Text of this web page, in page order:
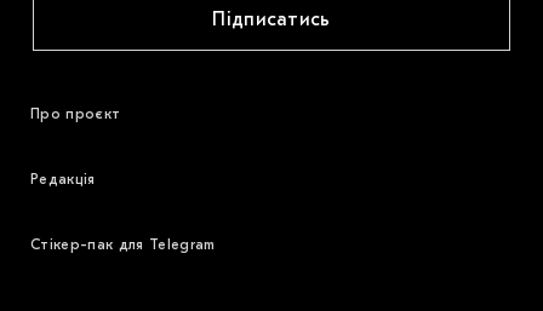
Підписатись
Про проєкт
Редакція
Стікер-пак для Telegram